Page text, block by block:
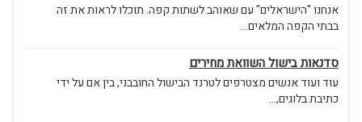
אנחנו "הישראלים" עם שאוהב לשתות קפה. תוכלו לראות את זה
בבתי הקפה המלאים...
סדנאות בישול השוואת מחירים
עוד ועוד אנשים מצטרפים לטרנד הבישול החובבני, בין אם על ידי
כתיבת בלוגים,...